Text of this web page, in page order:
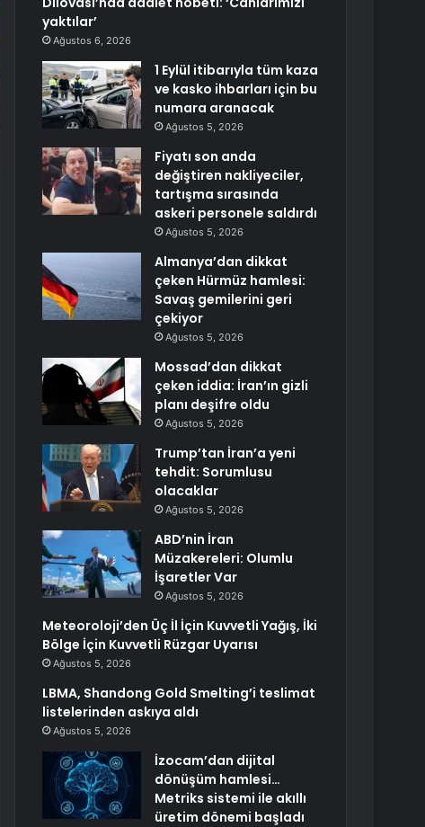
yaktılar’
Ağustos 6, 2026
1 Eylül itibarıyla tüm kaza
ve kasko ihbarları için bu
numara aranacak
Ağustos 5, 2026
Fiyatı son anda
değiştiren nakliyeciler,
tartışma sırasında
askeri personele saldırdı
Ağustos 5, 2026
Almanya’dan dikkat
çeken Hürmüz hamlesi:
Savaş gemilerini geri
çekiyor
Ağustos 5, 2026
Mossad’dan dikkat
çeken iddia: İran’ın gizli
planı deşifre oldu
Ağustos 5, 2026
Trump’tan İran’a yeni
tehdit: Sorumlusu
olacaklar
Ağustos 5, 2026
ABD’nin İran
Müzakereleri: Olumlu
İşaretler Var
Ağustos 5, 2026
Meteoroloji’den Üç İl İçin Kuvvetli Yağış, İki
Bölge İçin Kuvvetli Rüzgar Uyarısı
Ağustos 5, 2026
LBMA, Shandong Gold Smelting’i teslimat
listelerinden askıya aldı
Ağustos 5, 2026
İzocam’dan dijital
dönüşüm hamlesi…
Metriks sistemi ile akıllı
üretim dönemi başladı